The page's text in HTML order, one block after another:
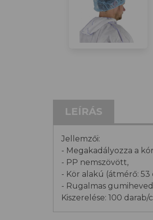
LEÍRÁS
Jellemzői:
- Megakadályozza a
- PP nemszövött,
- Kör alakú (átmérő: 53
- Rugalmas
Kiszerelése: 100 darab/